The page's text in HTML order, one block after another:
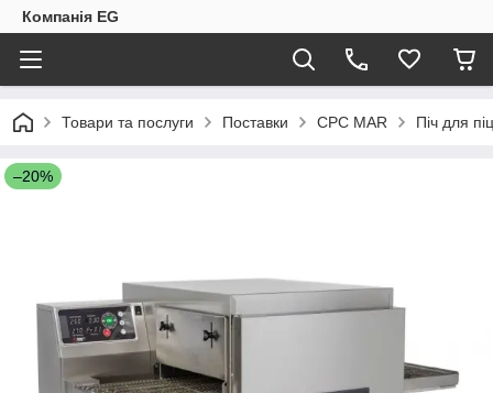
Компанія EG
Товари та послуги Поставки CPC MAR Піч для
–20%